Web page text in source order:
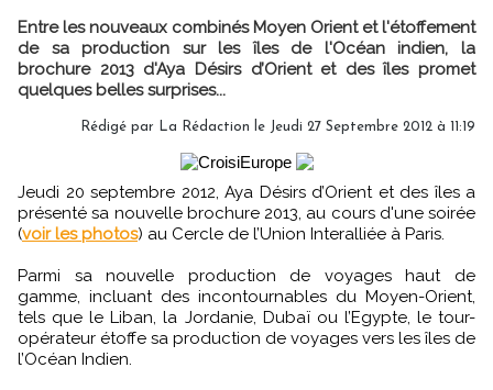
Entre les nouveaux combinés Moyen Orient et l'étoffement
de sa production sur les îles de l'Océan indien, la
brochure 2013 d'Aya Désirs d’Orient et des îles promet
quelques belles surprises...
Rédigé par La Rédaction le Jeudi 27 Septembre 2012 à 11:19
Jeudi 20 septembre 2012, Aya Désirs d’Orient et des îles a
présenté sa nouvelle brochure 2013, au cours d'une soirée
(voir les photos) au Cercle de l’Union Interalliée à Paris.
Parmi sa nouvelle production de voyages haut de
gamme, incluant des incontournables du Moyen-Orient,
tels que le Liban, la Jordanie, Dubaï ou l’Egypte, le tour-
opérateur étoffe sa production de voyages vers les îles de
l’Océan Indien.